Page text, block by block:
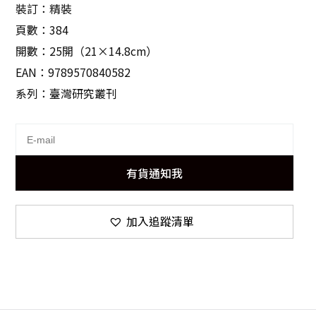
裝訂：精裝
頁數：384
開數：25開（21×14.8cm）
EAN：9789570840582
系列：臺灣研究叢刊
有貨通知我
加入追蹤清單